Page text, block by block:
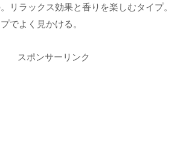
リラックス効果と香りを楽しむタイプ。
でよく見かける。
スポンサーリンク